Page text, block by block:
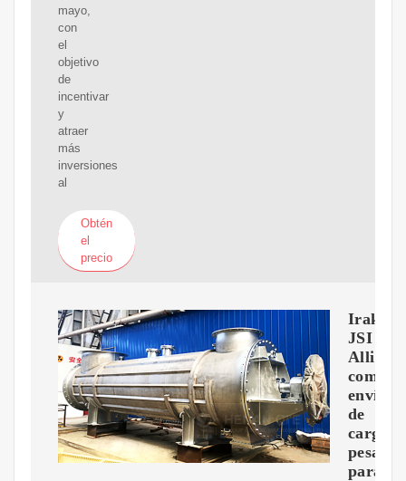
mayo,
con
el
objetivo
de
incentivar
y
atraer
más
inversiones
al
Obtén
el
precio
Irak:
JSI
envíos
de
carga
pesada
para